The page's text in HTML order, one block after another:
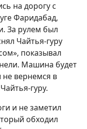
на дорогу с
Фаридабад,
За рулем был
Чайтья-гуру
показывал
Машина будет
не вернемся в
гуру.
и не заметил
обходил